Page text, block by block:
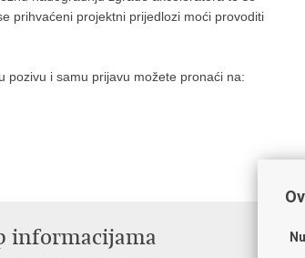
prihvaćeni projektni prijedlozi moći provoditi
pozivu i samu prijavu možete pronaći na:
informacijama